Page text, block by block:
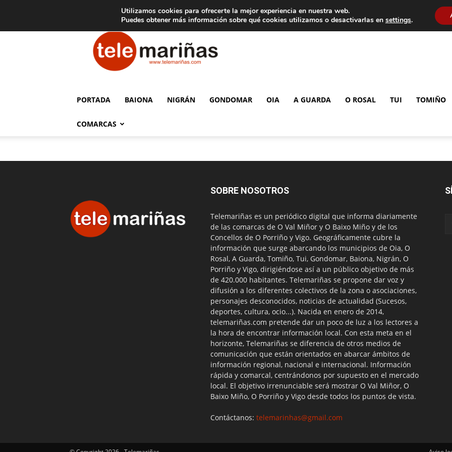
Aviso legal Tarifas de publicidad
Telemariñas
PORTADA BAIONA NIGRÁN GONDOMAR OIA A GUARDA O ROSAL TUI TOMIÑO
COMARCAS
SOBRE NOSOTROS
Telemariñas es un periódico digital que informa diariamente
de las comarcas de O Val Miñor y O Baixo Miño y de los
Concellos de O Porriño y Vigo. Geográficamente cubre la
información que surge abarcando los municipios de Oia, O
Rosal, A Guarda, Tomiño, Tui, Gondomar, Baiona, Nigrán, O
Porriño y Vigo, dirigiéndose así a un público objetivo de más
de 420.000 habitantes. Telemariñas se propone dar voz y
difusión a los diferentes colectivos de la zona o asociaciones,
personajes desconocidos, noticias de actualidad (Sucesos,
deportes, cultura, ocio...). Nacida en enero de 2014,
telemariñas.com pretende dar un poco de luz a los lectores a
la hora de encontrar información local. Con esta meta en el
horizonte, Telemariñas se diferencia de otros medios de
comunicación que están orientados en abarcar ámbitos de
información regional, nacional e internacional. Información
rápida y comarcal, centrándonos por supuesto en el mercado
local. El objetivo irrenunciable será mostrar O Val Miñor, O
Baixo Miño, O Porriño y Vigo desde todos los puntos de vista.
Contáctanos: telemarinhas@gmail.com
Utilizamos cookies para ofrecerte la mejor experiencia en nuestra web.
Puedes obtener más información sobre qué cookies utilizamos o desactivarlas en settings.